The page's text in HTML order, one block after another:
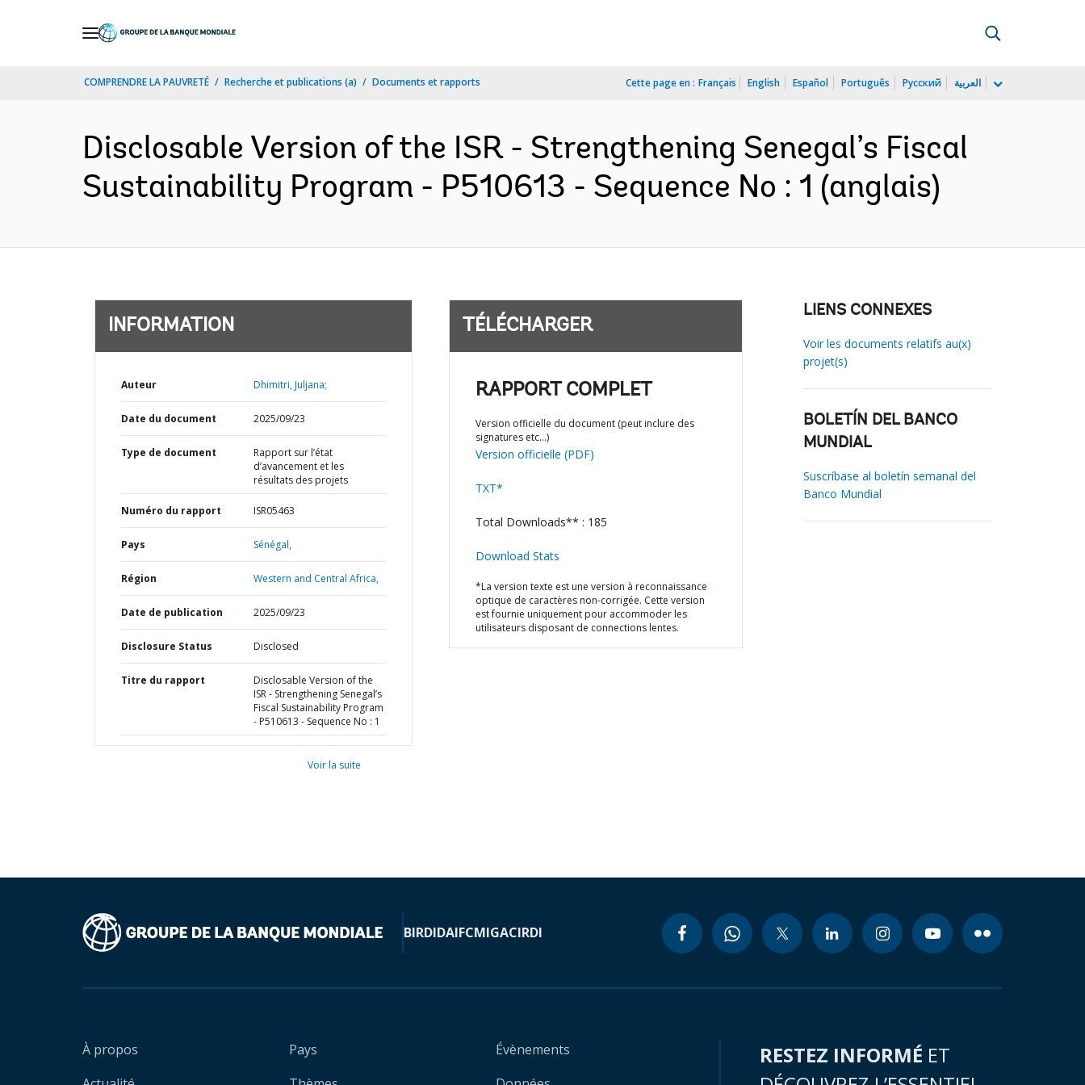
COMPRENDRE LA PAUVRETÉ Recherche et publications (a) Documents et rapports Cette page en : Français English Español Português Русский العربية
Disclosable Version of the ISR - Strengthening Senegal’s Fiscal
Sustainability Program - P510613 - Sequence No : 1 (anglais)
INFORMATION
Auteur Dhimitri, Juljana;
Date du document 2025/09/23
Type de document
Rapport sur l’état
d’avancement et les
résultats des projets
Numéro du rapport ISR05463
Pays Sénégal,
Région Western and Central Africa,
Date de publication 2025/09/23
Disclosure Status Disclosed
Titre du rapport
Disclosable Version of the
ISR - Strengthening Senegal’s
Fiscal Sustainability Program
- P510613 - Sequence No : 1
Voir la suite
TÉLÉCHARGER
RAPPORT COMPLET
Version officielle du document (peut inclure des
signatures etc…)
Version officielle (PDF)
TXT*
Total Downloads** : 185
Download Stats
*La version texte est une version à reconnaissance
optique de caractères non-corrigée. Cette version
est fournie uniquement pour accommoder les
utilisateurs disposant de connections lentes.
LIENS CONNEXES
Voir les documents relatifs au(x)
projet(s)
BOLETÍN DEL BANCO
MUNDIAL
Suscríbase al boletín semanal del
Banco Mundial
BIRDIDAIFCMIGACIRDI
À propos
Pays
Évènements
RESTEZ INFORMÉ ET